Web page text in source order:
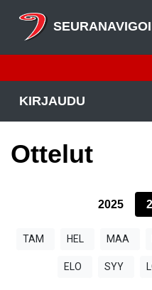
KIRJAUDU
Ottelut
2025
TAM HEL MAA
ELO SYY